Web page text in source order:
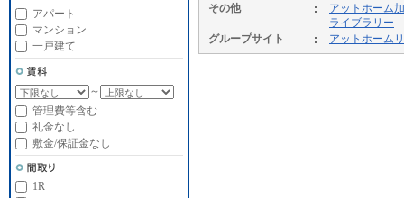
その他
アットホーム
ライブラリー
グループサイト
アットホーム
アパート
マンション
一戸建て
～
管理費等含む
礼金なし
敷金/保証金なし
1R